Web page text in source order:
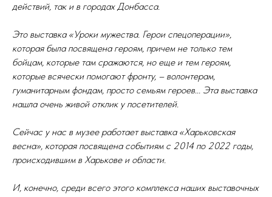
действий, так и в городах Донбасса.
Это выставка «Уроки мужества. Герои спецоперации»,
которая была посвящена героям, причем не только тем
бойцам, которые там сражаются, но еще и тем героям,
которые всячески помогают фронту, – волонтерам,
гуманитарным фондам, просто семьям героев... Эта выставка
нашла очень живой отклик у посетителей.
Сейчас у нас в музее работает выставка «Харьковская
весна», которая посвящена событиям с 2014 по 2022 годы,
происходившим в Харькове и области.
И, конечно, среди всего этого комплекса наших выставочных